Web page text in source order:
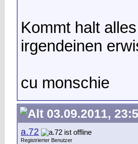
Kommt halt
irgendeinen
cu monschie
03.09.2011,
a.72
Registrierter Benutzer